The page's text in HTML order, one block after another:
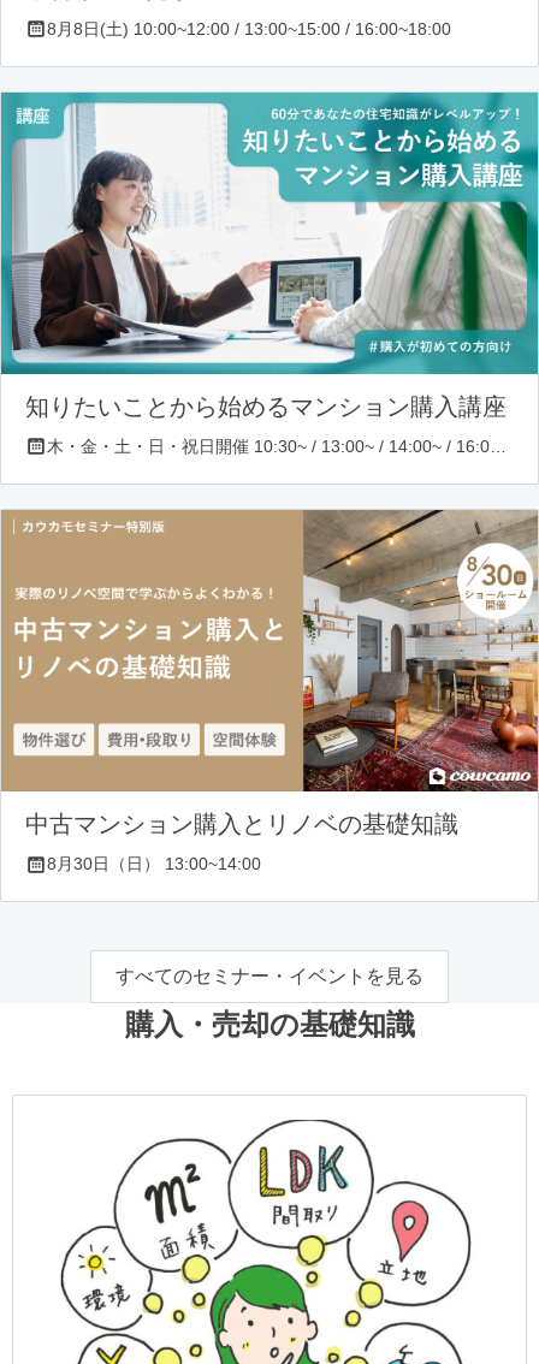
8月8日(土) 10:00~12:00 / 13:00~15:00 / 16:00~18:00
知りたいことから始めるマンション購入講座
中古マンション購入とリノベの基礎知識
8月30日（日） 13:00~14:00
すべてのセミナー・イベントを見る
購入・売却の基礎知識